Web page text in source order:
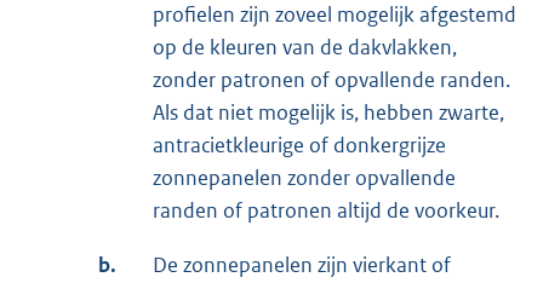
profielen zijn zoveel mogelijk afgestemd
op de kleuren van de dakvlakken,
zonder patronen of opvallende randen.
Als dat niet mogelijk is, hebben zwarte,
antracietkleurige of donkergrijze
zonnepanelen zonder opvallende
randen of patronen altijd de voorkeur.
b.
De zonnepanelen zijn vierkant of